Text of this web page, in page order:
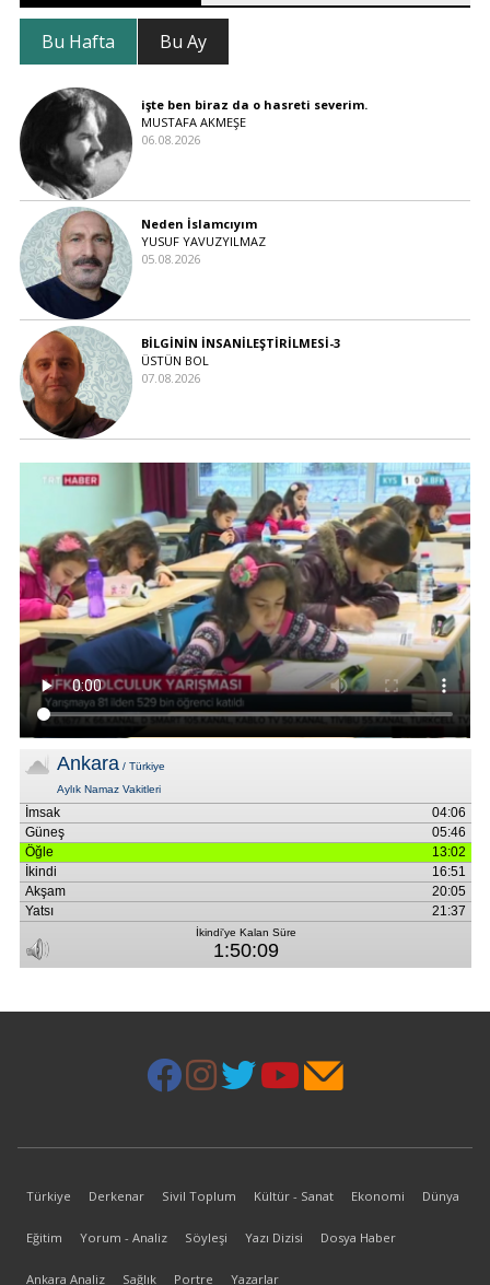
Bu Hafta Bu Ay
işte ben biraz da o hasreti severim.
MUSTAFA AKMEŞE
06.08.2026
Neden İslamcıyım
YUSUF YAVUZYILMAZ
05.08.2026
BİLGİNİN İNSANİLEŞTİRİLMESİ-3
ÜSTÜN BOL
07.08.2026
Türkiye Derkenar Sivil Toplum Kültür - Sanat Ekonomi Dünya
Eğitim Yorum - Analiz Söyleşi Yazı Dizisi Dosya Haber
Ankara Analiz Sağlık Portre Yazarlar